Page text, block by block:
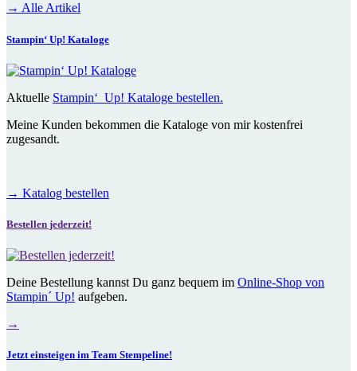
→ Alle Artikel
Stampin‘ Up! Kataloge
Aktuelle Stampin‘ Up! Kataloge bestellen.
Meine Kunden bekommen die Kataloge von mir kostenfrei
zugesandt.
→ Katalog bestellen
Bestellen jederzeit!
Deine Bestellung kannst Du ganz bequem im Online-Shop von
Stampin´ Up! aufgeben.
→
Jetzt einsteigen im Team Stempeline!